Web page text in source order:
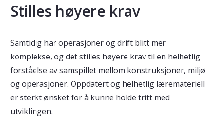
Stilles høyere krav
Samtidig har operasjoner og drift blitt mer
komplekse, og det stilles høyere krav til en helhetlig
forståelse av samspillet mellom konstruksjoner, miljø
og operasjoner. Oppdatert og helhetlig læremateriell
er sterkt ønsket for å kunne holde tritt med
utviklingen.